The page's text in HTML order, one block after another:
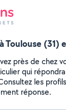
Toulouse (31)
près de chez
qui
les
réponse.